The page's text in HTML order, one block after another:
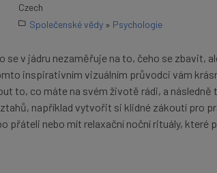
Czech
Společenské vědy » Psychologie
se v jádru nezaměřuje na to, čeho se zbavit,
inspirativním vizuálním průvodci vám
to, co máte na svém životě rádi, a
například vytvořit si klidné zákoutí pro
přáteli nebo mít relaxační noční rituály, které